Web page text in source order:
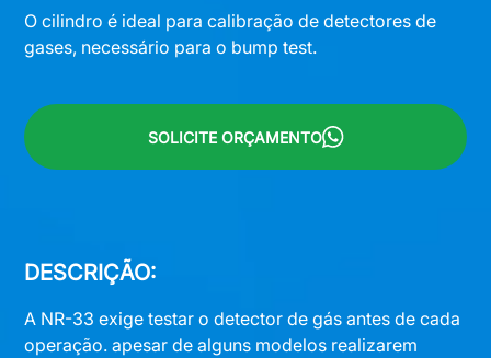
O cilindro é ideal para calibração de detectores de
gases, necessário para o bump test.
SOLICITE ORÇAMENTO
DESCRIÇÃO:
A NR-33 exige testar o detector de gás antes de cada
operação. apesar de alguns modelos realizarem